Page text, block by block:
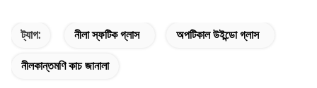
ট্যাগ: নীলা স্ফটিক গ্লাস
অপটিকাল উইন্ডো গ্লাস
নীলকান্তমণি কাচ জানালা